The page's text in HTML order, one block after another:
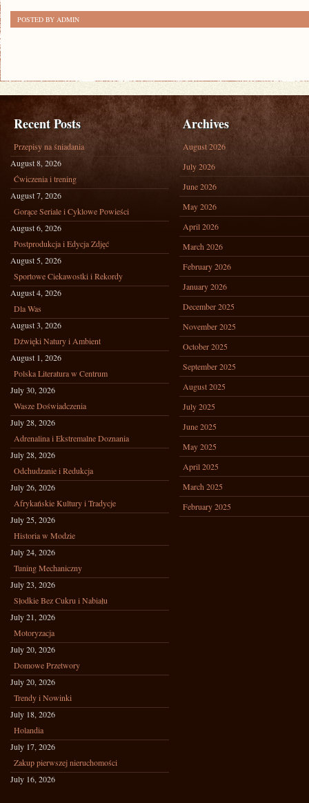
POSTED BY ADMIN
Recent Posts
Przepisy na śniadania
August 8, 2026
Ćwiczenia i trening
August 7, 2026
Gorące Seriale i Cyklowe Powieści
August 6, 2026
Postprodukcja i Edycja Zdjęć
August 5, 2026
Sportowe Ciekawostki i Rekordy
August 4, 2026
Dla Was
August 3, 2026
Dźwięki Natury i Ambient
August 1, 2026
Polska Literatura w Centrum
July 30, 2026
Wasze Doświadczenia
July 28, 2026
Adrenalina i Ekstremalne Doznania
July 28, 2026
Odchudzanie i Redukcja
July 26, 2026
Afrykańskie Kultury i Tradycje
July 25, 2026
Historia w Modzie
July 24, 2026
Tuning Mechaniczny
July 23, 2026
Słodkie Bez Cukru i Nabiału
July 21, 2026
Motoryzacja
July 20, 2026
Domowe Przetwory
July 20, 2026
Trendy i Nowinki
July 18, 2026
Holandia
July 17, 2026
Zakup pierwszej nieruchomości
July 16, 2026
Archives
August 2026
July 2026
June 2026
May 2026
April 2026
March 2026
February 2026
January 2026
December 2025
November 2025
October 2025
September 2025
August 2025
July 2025
June 2025
May 2025
April 2025
March 2025
February 2025